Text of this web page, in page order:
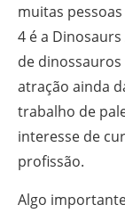
muitas
4 é a
de dinossauros
atração ainda
trabalho de
interesse de
profissão.
Algo